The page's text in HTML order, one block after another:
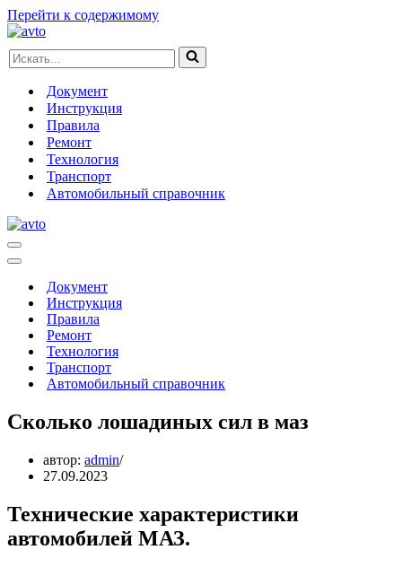
Перейти к содержимому
Искать...
Документ
Инструкция
Правила
Ремонт
Технология
Транспорт
Автомобильный справочник
Меню
навигации
Меню
навигацииДокумент
Инструкция
Правила
Ремонт
Технология
Транспорт
Автомобильный справочник
Сколько лошадиных сил в маз
автор: admin
27.09.2023
Технические характеристики
автомобилей МАЗ.